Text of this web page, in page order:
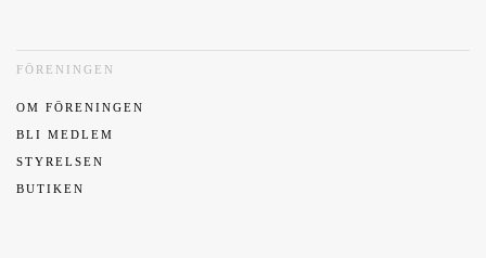
FÖRENINGEN
OM FÖRENINGEN
BLI MEDLEM
STYRELSEN
BUTIKEN